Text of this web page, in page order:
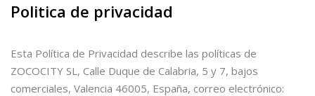
Politica de privacidad
Esta Política de Privacidad describe las políticas de
ZOCOCITY SL, Calle Duque de Calabria, 5 y 7, bajos
comerciales, Valencia 46005, España, correo electrónico: